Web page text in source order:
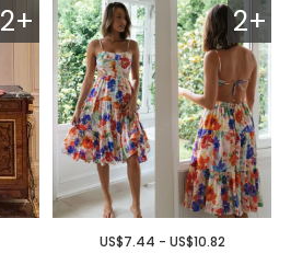
2+ 2+
US$7.44 - US$10.82